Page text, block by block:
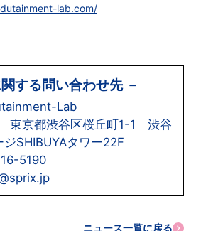
lab.com/
する問い合わせ先 －
Lab
東京都渋谷区桜丘町1-1 渋谷
SHIBUYAタワー22F
5190
ニュース一覧に戻る